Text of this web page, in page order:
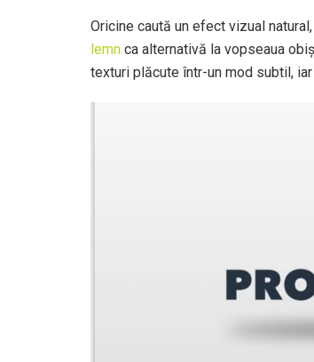
Oricine caută un efect vizual
lemn ca alternativă la vopseaua
texturi plăcute într-un mod subtil,